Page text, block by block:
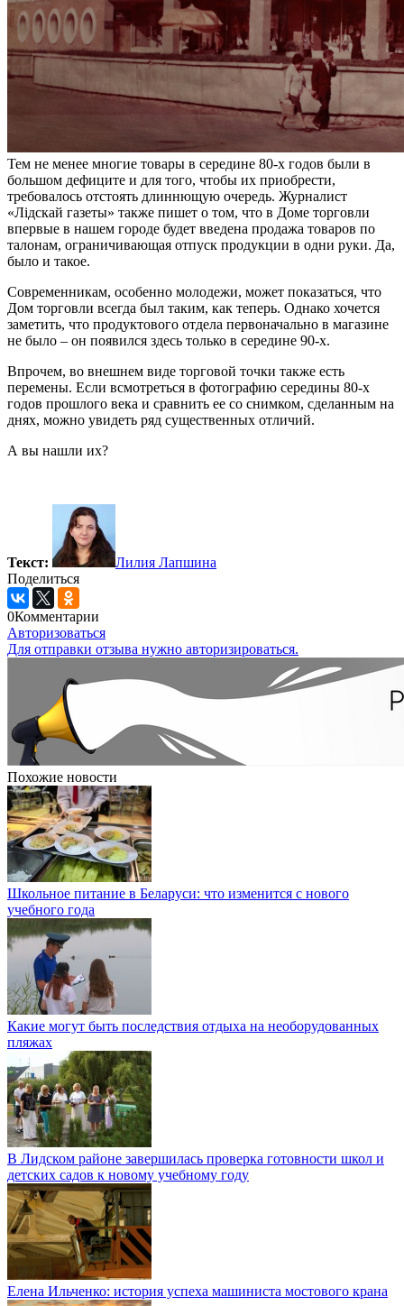
Тем не менее многие товары в середине 80-х годов были в
большом дефиците и для того, чтобы их приобрести,
требовалось отстоять длиннющую очередь. Журналист
«Лідскай газеты» также пишет о том, что в Доме торговли
впервые в нашем городе будет введена продажа товаров по
талонам, ограничивающая отпуск продукции в одни руки. Да,
было и такое.
Современникам, особенно молодежи, может показаться, что
Дом торговли всегда был таким, как теперь. Однако хочется
заметить, что продуктового отдела первоначально в магазине
не было – он появился здесь только в середине 90-х.
Впрочем, во внешнем виде торговой точки также есть
перемены. Если всмотреться в фотографию середины 80-х
годов прошлого века и сравнить ее со снимком, сделанным на
днях, можно увидеть ряд существенных отличий.
А вы нашли их?
Текст:
Лилия Лапшина
Поделиться
0Комментарии
Авторизоваться
Для отправки отзыва нужно авторизироваться.
Похожие новости
Школьное питание в Беларуси: что изменится с нового
учебного года
Какие могут быть последствия отдыха на необорудованных
пляжах
В Лидском районе завершилась проверка готовности школ и
детских садов к новому учебному году
Елена Ильченко: история успеха машиниста мостового крана